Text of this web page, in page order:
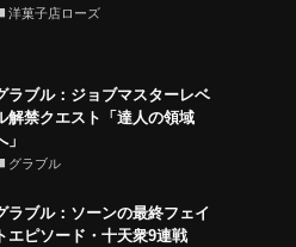
洋菓子店ローズ
ラブル：ジョブマスターレベ
解禁クエスト「達人の領域
」
グラブル
ラブル：ソーンの最終フェイ
トエピソード・十天衆9連戦